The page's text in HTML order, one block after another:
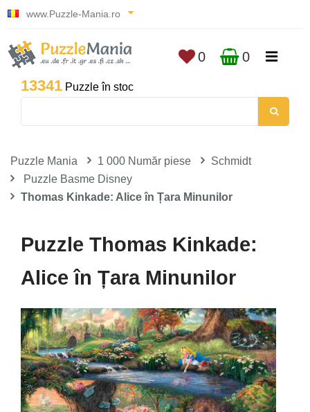
www.Puzzle-Mania.ro
13341 Puzzle în stoc
0 0
Puzzle Mania 1 000 Număr piese
Schmidt
Puzzle Basme Disney
Thomas Kinkade: Alice în Țara Minunilor
Puzzle Thomas Kinkade:
Alice în Țara Minunilor